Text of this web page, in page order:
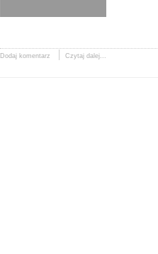
Dodaj komentarz Czytaj dalej...